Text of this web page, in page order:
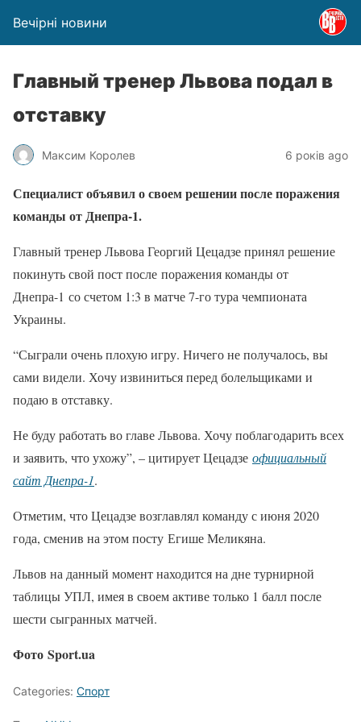
Вечірні новини
Главный тренер Львова подал в
отставку
Максим Королев 6 років ago
Специалист объявил о своем решении после поражения
команды от Днепра-1.
Главный тренер Львова Георгий Цецадзе принял решение
покинуть свой пост после поражения команды от
Днепра-1 со счетом 1:3 в матче 7-го тура чемпионата
Украины.
“Сыграли очень плохую игру. Ничего не получалось, вы
сами видели. Хочу извиниться перед болельщиками и
подаю в отставку.
Не буду работать во главе Львова. Хочу поблагодарить всех
и заявить, что ухожу”, – цитирует Цецадзе официальный
сайт Днепра-1.
Отметим, что Цецадзе возглавлял команду с июня 2020
года, сменив на этом посту Егише Меликяна.
Львов на данный момент находится на дне турнирной
таблицы УПЛ, имея в своем активе только 1 балл после
шести сыгранных матчей.
Фото Sport.ua
Categories: Спорт